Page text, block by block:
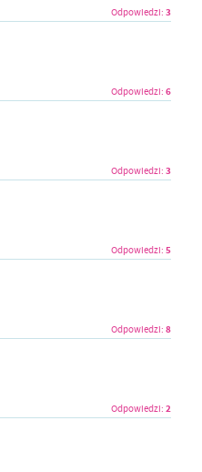
Odpowiedzi: 3
Odpowiedzi: 6
Odpowiedzi: 3
Odpowiedzi: 5
Odpowiedzi: 8
Odpowiedzi: 2